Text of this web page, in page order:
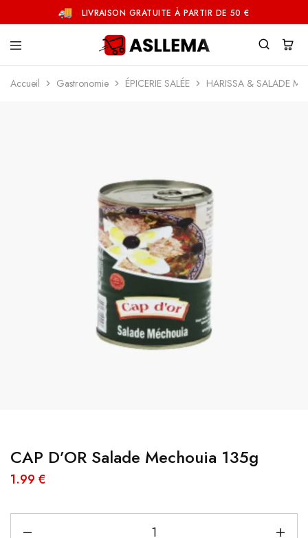
LIVRAISON GRATUITE À PARTIR DE 50 €
Accueil Gastronomie ÉPICERIE SALÉE HARISSA & SALADE
CAP D’OR Salade Mechouia 135g
1.99 €